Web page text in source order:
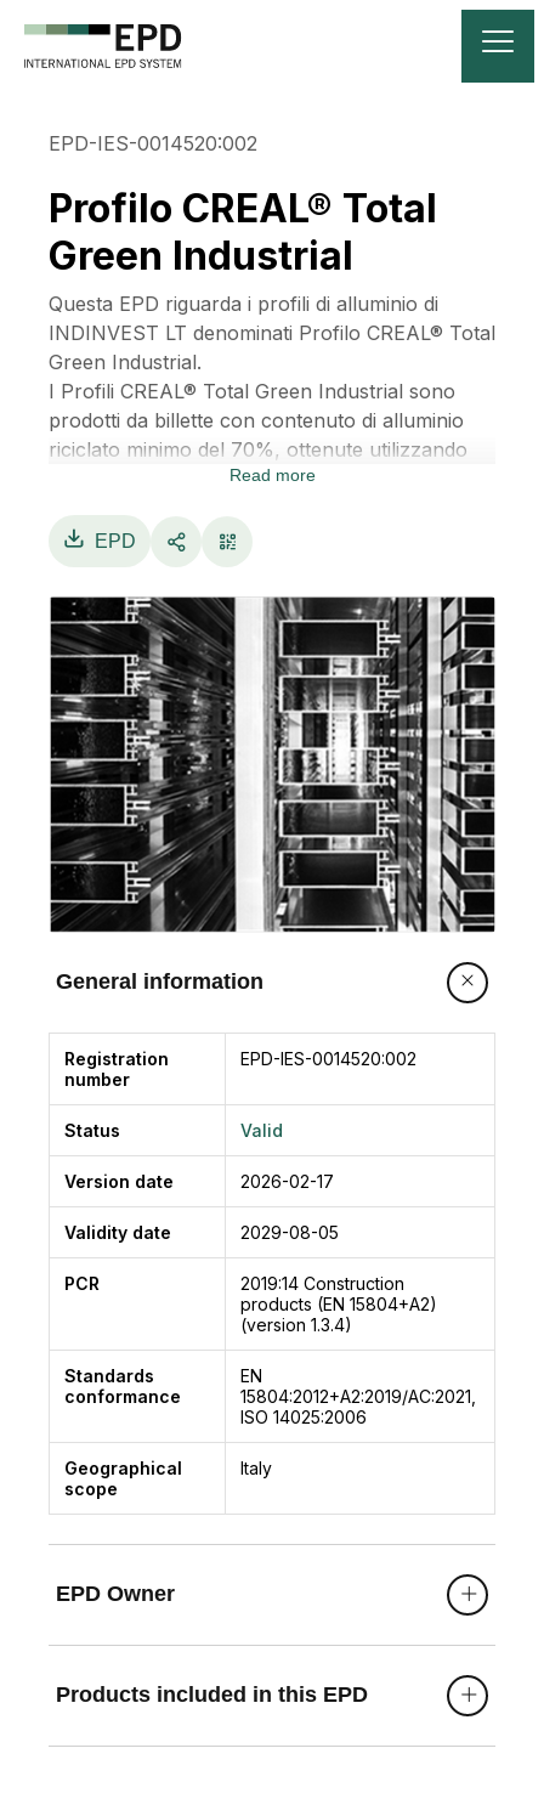
EPD-IES-0014520:002
Profilo CREAL® Total
Green Industrial
Questa EPD riguarda i profili di alluminio di
INDINVEST LT denominati Profilo CREAL® Total
Green Industrial.
I Profili CREAL® Total Green Industrial sono
prodotti da billette con contenuto di alluminio
riciclato minimo del 70%, ottenute utilizzando
pani di alluminio primario a ridotta intensità di
con le più avanzate tecnologie di cernita
dei rifiuti e nobilitati a materia prima. Il processo
di determinazione del contenuto di alluminio
della billetta è completamente tracciato e
certificato da un ente terzo indipendente (RIF.
Convalida C087 del 23/12/2021 – IGQ Istituti
Italiano di Garanzia della Qualità).
I profili sono destinati a tutti i settori merceologi
industriali, dall’automotive al settore meccanico,
dalla termotecnica ai trasporti, dai profili per
l’architettura al design d’arredo e
illuminotecnica, del settore nautico a quello
sportivo.
Read more
EPD
General information
Registration
number
EPD-IES-0014520:002
Status Valid
Version date 2026-02-17
Validity date 2029-08-05
PCR 2019:14 Construction
products (EN 15804+A2)
(version 1.3.4)
Standards
conformance
EN
15804:2012+A2:2019/AC:2021,
ISO 14025:2006
Geographical
scope
Italy
EPD Owner
Products included in this EPD